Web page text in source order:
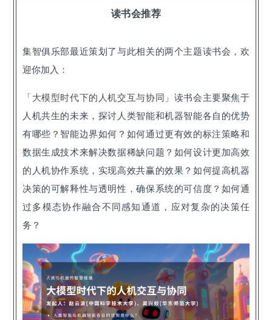
读书会推荐
集智俱乐部最近策划了与此相关的两个主题读书会，欢
迎你加入：
「大模型时代下的人机交互与协同 」读书会主要聚焦于
人机共生的未来，探讨人类智能和机器智能各自的优势
有哪些？智能边界如何？如何通过更有效的标注策略和
数据生成技术来解决数据稀缺问题？如何设计更加高效
的人机协作系统，实现高效共赢的效果？如何提高机器
决策的可解释性与透明性，确保系统的可信度？如何通
过多模态协作融合不同感知通道，应对复杂的决策任
务？